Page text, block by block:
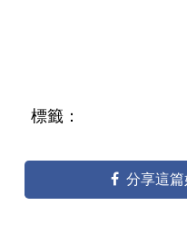
標籤：
分享這篇